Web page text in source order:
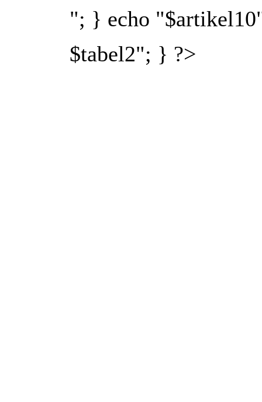
"; } echo
$tabel2"; } ?>